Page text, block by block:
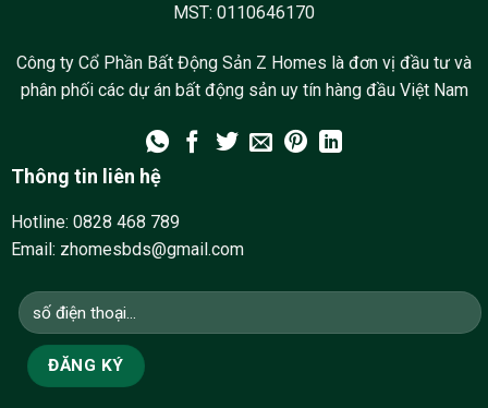
MST: 0110646170
Công ty Cổ Phần Bất Động Sản Z Homes là đơn vị đầu tư và
phân phối các dự án bất động sản uy tín hàng đầu Việt Nam
Thông tin liên hệ
Hotline: 0828 468 789
Email: zhomesbds@gmail.com